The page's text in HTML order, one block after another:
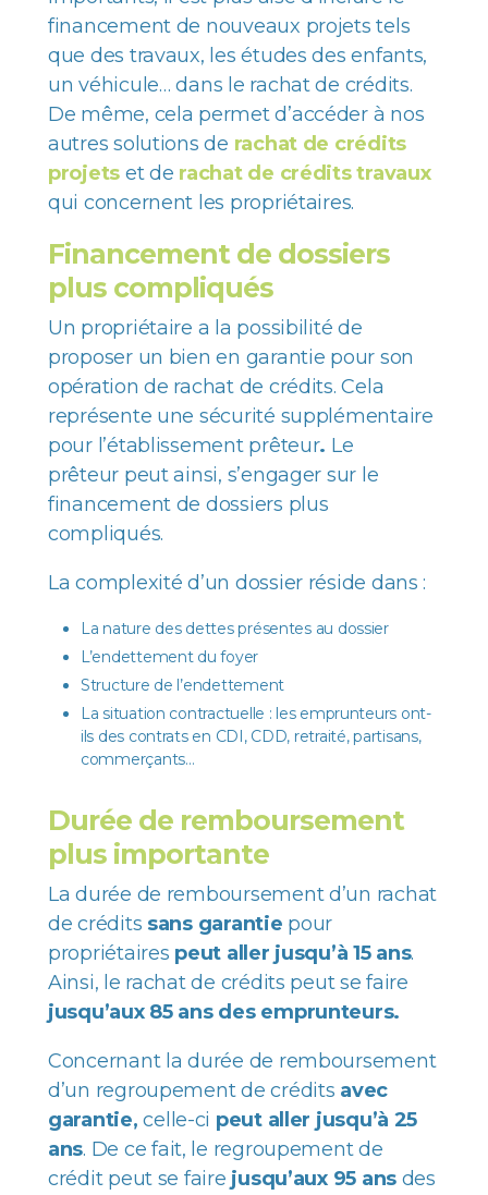
financement de nouveaux projets tels
que des travaux, les études des enfants,
un véhicule… dans le rachat de crédits.
De même, cela permet d’accéder à nos
autres solutions de rachat de crédits
projets et de rachat de crédits travaux
qui concernent les propriétaires.
Financement de dossiers
plus compliqués
Un propriétaire a la possibilité de
proposer un bien en garantie pour son
opération de rachat de crédits. Cela
représente une sécurité supplémentaire
pour l’établissement prêteur. Le
prêteur peut ainsi, s’engager sur le
financement de dossiers plus
compliqués.
La complexité d’un dossier réside dans :
La nature des dettes présentes au dossier
L’endettement du foyer
Structure de l’endettement
La situation contractuelle : les emprunteurs ont-
ils des contrats en CDI, CDD, retraité, partisans,
commerçants…
Durée de remboursement
plus importante
La durée de remboursement d’un rachat
de crédits sans garantie pour
propriétaires peut aller jusqu’à 15 ans.
Ainsi, le rachat de crédits peut se faire
jusqu’aux 85 ans des emprunteurs.
Concernant la durée de remboursement
d’un regroupement de crédits avec
garantie,celle-ci peut aller jusqu’à 25
ans. De ce fait, le regroupement de
crédit peut se faire jusqu’aux 95 ans des